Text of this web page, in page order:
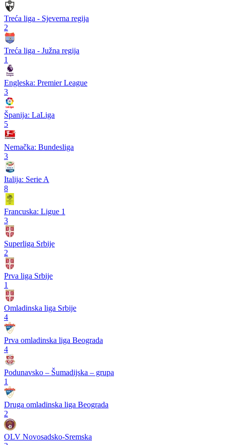
Treća liga - Sjeverna regija
2
Treća liga - Južna regija
1
Engleska: Premier League
3
Španija: LaLiga
5
Nemačka: Bundesliga
3
Italija: Serie A
8
Francuska: Ligue 1
3
Superliga Srbije
2
Prva liga Srbije
1
Omladinska liga Srbije
4
Prva omladinska liga Beograda
4
Podunavsko – Šumadijska – grupa
1
Druga omladinska liga Beograda
2
OLV Novosadsko-Sremska